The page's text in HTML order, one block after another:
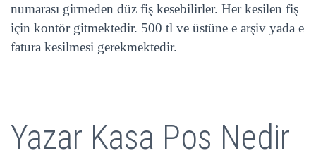
numarası girmeden düz fiş kesebilirler. Her kesilen fiş
için kontör gitmektedir. 500 tl ve üstüne e arşiv yada e
fatura kesilmesi gerekmektedir.
Yazar Kasa Pos Nedir